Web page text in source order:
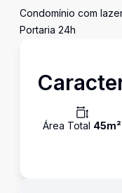
Condomínio com
Portaria 24h
Área Total 45m²